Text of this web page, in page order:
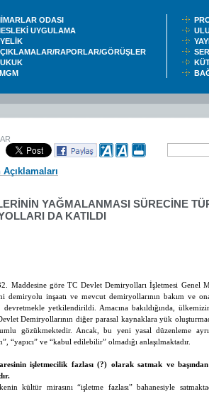
ODASI
UYGULAMA
RAPORLAR/GÖRÜŞLER
Açıklamaları
YAĞMALANMASI SÜRECİNE
DA KATILDI
Maddesine göre TC Devlet Demiryolları İşletmesi Genel
demiryolu inşaatı ve mevcut demiryollarının bakım ve
yetkilendirildi.
Amacına bakıldığında,
Demiryollarının diğer parasal kaynaklara yük
gözükmektedir. Ancak, bu yeni yasal düzenleme
“yapıcı” ve “kabul edilebilir” olmadığı anlaşılmaktadır.
işletmecilik fazlası (?) olarak satmak ve
kültür mirasını “işletme fazlası” bahanesiyle